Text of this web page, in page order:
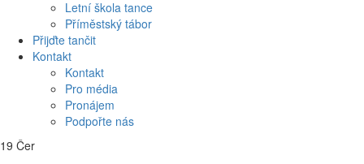
Letní škola tance
Příměstský tábor
Přijďte tančit
Kontakt
Kontakt
Pro média
Pronájem
Podpořte nás
19 Čer